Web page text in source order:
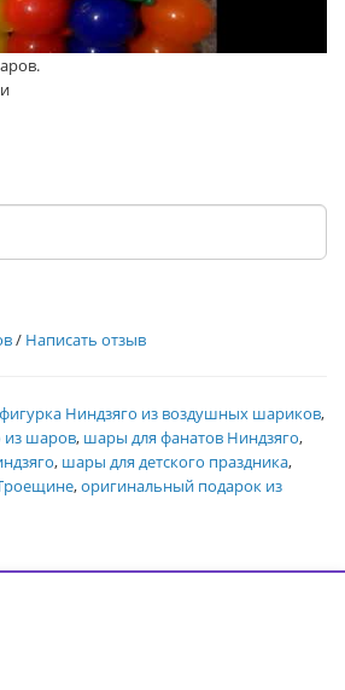
/ Написать отзыв
фигурка Ниндзяго из воздушных шариков,
из шаров, шары для фанатов Ниндзяго,
, шары для детского праздника,
,оригинальный подарок из